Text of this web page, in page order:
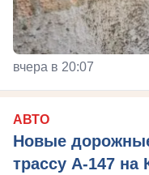
вчера в 20:07
АВТО
Новые
трассу А-147 на